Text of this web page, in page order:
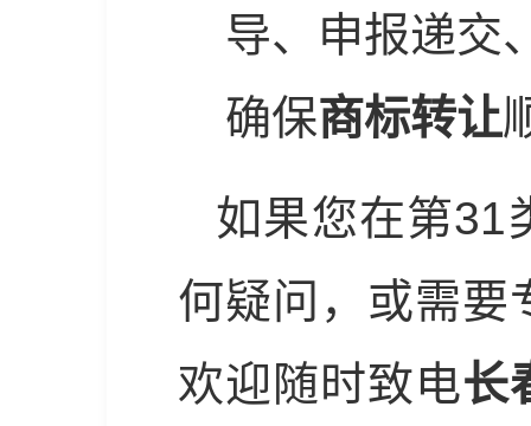
导、申报递交
确保商标转让
如果您在第31
何疑问，或需要
欢迎随时致电长